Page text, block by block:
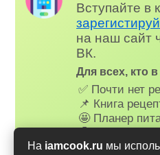
На iamcook.ru мы
Вступайте в
на наш сайт
ВК.
Для всех, кто в
✅ Почти нет
📌 Книга
🤩 Планер
🤓 Журнал
😗 Страница